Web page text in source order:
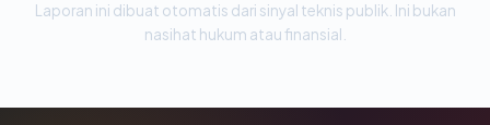
Laporan ini dibuat otomatis dari sinyal teknis publik. Ini bukan
nasihat hukum atau finansial.